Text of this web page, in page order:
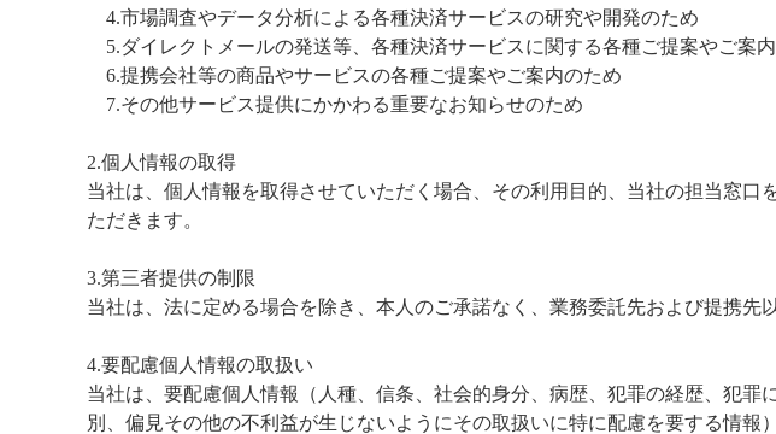
4.市場調査やデータ分析による各種決済サービスの研究や開発のため
5.ダイレクトメールの発送等、各種決済サービスに関する各種ご提案やご案
6.提携会社等の商品やサービスの各種ご提案やご案内のため
7.その他サービス提供にかかわる重要なお知らせのため
2.個人情報の取得
当社は、個人情報を取得させていただく場合、その利用目的、当社の担当窓口
ただきます。
3.第三者提供の制限
当社は、法に定める場合を除き、本人のご承諾なく、業務委託先および提携先
4.要配慮個人情報の取扱い
当社は、要配慮個人情報（人種、信条、社会的身分、病歴、犯罪の経歴、犯罪
別、偏見その他の不利益が生じないようにその取扱いに特に配慮を要する情報